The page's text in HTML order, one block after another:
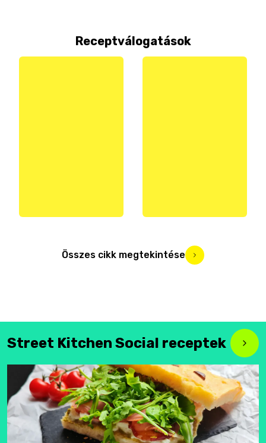
Receptválogatások
Összes cikk megtekintése
Street Kitchen Social receptek